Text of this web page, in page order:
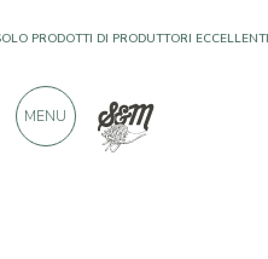
PRODOTTI DI PRODUTTORI ECCELLENTI
900 RECENSIONI POSITIVE
MENU